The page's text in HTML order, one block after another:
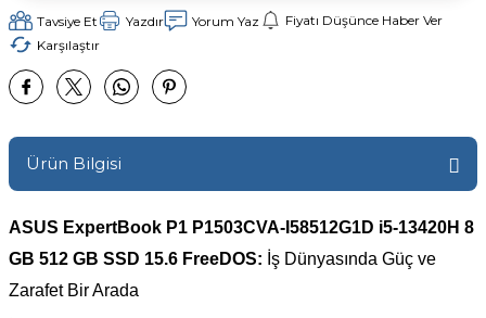
Tavsiye Et Yazdır Yorum Yaz
Fiyatı Düşünce Haber Ver
Karşılaştır
Ürün Bilgisi
ASUS ExpertBook P1 P1503CVA-I58512G1D i5-13420H 8
GB 512 GB SSD 15.6 FreeDOS: İş Dünyasında Güç ve
Zarafet Bir Arada